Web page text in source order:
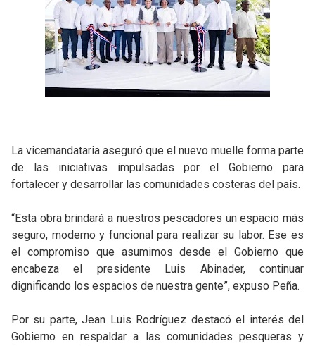
La vicemandataria aseguró que el nuevo muelle forma parte
de las iniciativas impulsadas por el Gobierno para
fortalecer y desarrollar las comunidades costeras del país.
“Esta obra brindará a nuestros pescadores un espacio más
seguro, moderno y funcional para realizar su labor. Ese es
el compromiso que asumimos desde el Gobierno que
encabeza el presidente Luis Abinader, continuar
dignificando los espacios de nuestra gente”, expuso Peña.
Por su parte, Jean Luis Rodríguez destacó el interés del
Gobierno en respaldar a las comunidades pesqueras y